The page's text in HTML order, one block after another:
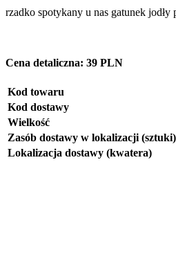
rzadko spotykany u nas gatunek
Cena detaliczna: 39 PLN
Kod towaru
Kod dostawy
Wielkość
Zasób dostawy w lokalizacji (sztuki)
Lokalizacja dostawy (kwatera)